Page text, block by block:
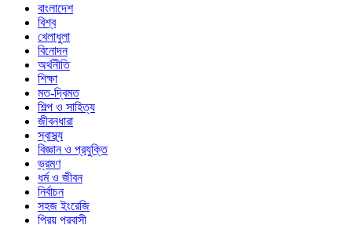
বাংলাদেশ
বিশ্ব
খেলাধুলা
বিনোদন
অর্থনীতি
শিক্ষা
মত-দ্বিমত
শিল্প ও সাহিত্য
জীবনধারা
স্বাস্থ্য
বিজ্ঞান ও প্রযুক্তি
ভ্রমণ
ধর্ম ও জীবন
নির্বাচন
সহজ ইংরেজি
প্রিয় প্রবাসী